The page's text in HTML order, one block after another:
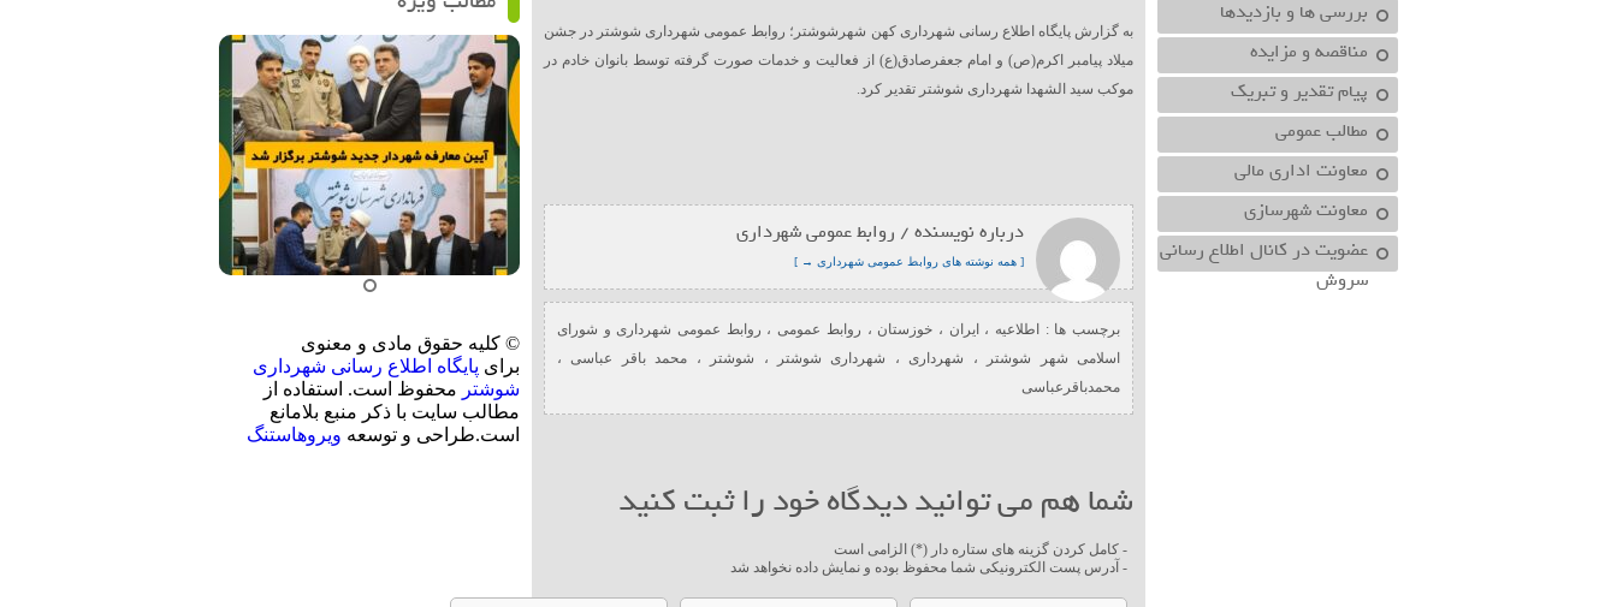
بررسی ها و بازدیدها
مناقصه و مزایده
پیام تقدیر و تبریک
مطالب عمومی
معاونت اداري مالي
معاونت شهرسازي
عضویت در کانال اطلاع رسانی
سروش
به گزارش پایگاه اطلاع رسانی شهرداری کهن شهرشوشتر؛ روابط عمومی شهرداری شوشتر در جشن
میلاد پیامبر اکرم(ص) و امام جعفرصادق(ع) از فعالیت و خدمات صورت گرفته توسط بانوان خادم در
موکب سید الشهدا شهرداری شوشتر تقدیر کرد.
درباره نویسنده / روابط عمومی شهرداری
[ همه نوشته های روابط عمومی شهرداری → ]
برچسب ها : اطلاعیه ، ایران ، خوزستان ، روابط عمومی، روابط عمومی شهرداری و شورای
اسلامی شهر شوشتر
، شهرداری، شهرداری شوشتر ، شوشتر ، محمد باقر عباسی،
محمدباقرعباسی
شما هم می توانید دیدگاه خود را ثبت کنید
- کامل کردن گزینه های ستاره دار (*) الزامی است
- آدرس پست الکترونیکی شما محفوظ بوده و نمایش داده نخواهد شد
© کلیه حقوق مادی و معنوی
برای پایگاه اطلاع رسانی شهرداری
شوشتر محفوظ است. استفاده از
مطالب سایت با ذکر منبع بلامانع
است.طراحی و توسعه ویروهاستنگ